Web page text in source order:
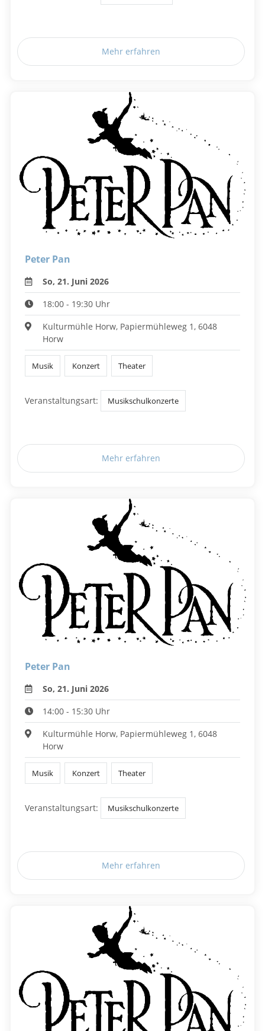
Mehr erfahren
Peter Pan
So, 21. Juni 2026
18:00 - 19:30 Uhr
Kulturmühle Horw, Papiermühleweg 1, 6048
Horw
Musik Konzert Theater
Veranstaltungsart: Musikschulkonzerte
Mehr erfahren
Peter Pan
So, 21. Juni 2026
14:00 - 15:30 Uhr
Kulturmühle Horw, Papiermühleweg 1, 6048
Horw
Musik Konzert Theater
Veranstaltungsart: Musikschulkonzerte
Mehr erfahren